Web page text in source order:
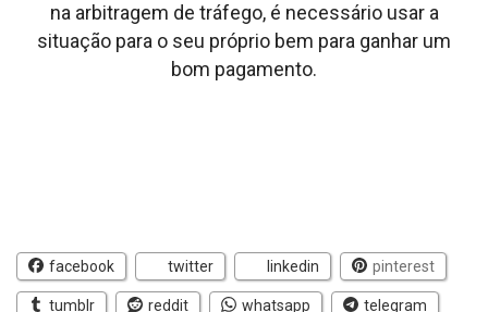
na arbitragem de tráfego, é necessário usar a
situação para o seu próprio bem para ganhar um
bom pagamento.
facebook twitter linkedin pinterest
tumblr reddit whatsapp telegram